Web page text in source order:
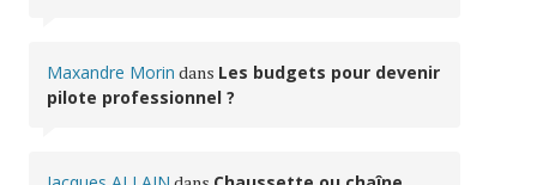
Maxandre Morin dans Les budgets pour devenir
pilote professionnel ?